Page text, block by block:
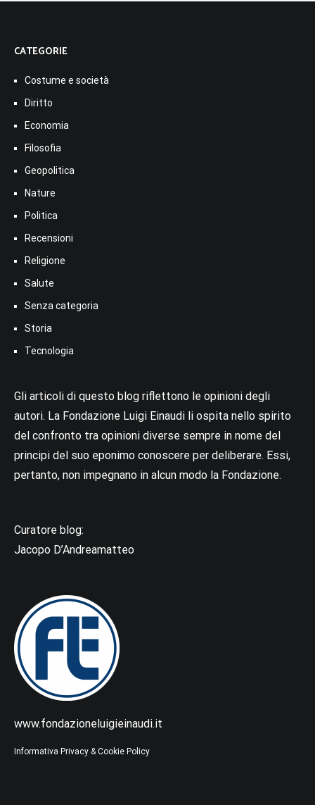
CATEGORIE
Costume e società
Diritto
Economia
Filosofia
Geopolitica
Nature
Politica
Recensioni
Religione
Salute
Senza categoria
Storia
Tecnologia
Gli articoli di questo blog riflettono le opinioni degli
autori. La Fondazione Luigi Einaudi li ospita nello spirito
del confronto tra opinioni diverse sempre in nome del
principi del suo eponimo conoscere per deliberare. Essi,
pertanto, non impegnano in alcun modo la Fondazione.
Curatore blog:
Jacopo D’Andreamatteo
www.fondazioneluigieinaudi.it
Informativa Privacy & Cookie Policy